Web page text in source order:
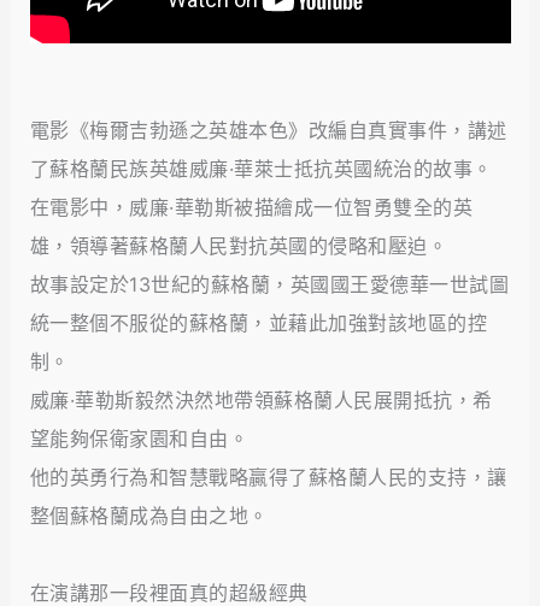
電影《梅爾吉勃遜之英雄本色》改編自真實事件，講述
了蘇格蘭民族英雄威廉·華萊士抵抗英國統治的故事。
在電影中，威廉·華勒斯被描繪成一位智勇雙全的英
雄，領導著蘇格蘭人民對抗英國的侵略和壓迫。
故事設定於13世紀的蘇格蘭，英國國王愛德華一世試圖
統一整個不服從的蘇格蘭，並藉此加強對該地區的控
制。
威廉·華勒斯毅然決然地帶領蘇格蘭人民展開抵抗，希
望能夠保衛家園和自由。
他的英勇行為和智慧戰略贏得了蘇格蘭人民的支持，讓
整個蘇格蘭成為自由之地。
在演講那一段裡面真的超級經典